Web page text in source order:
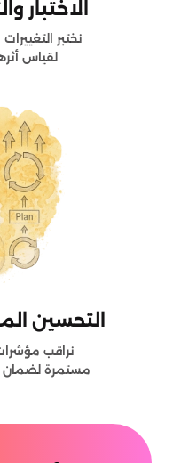
الاختبار
نختبر
لقياس
التحسين
نراقب
مستمرة لضمان